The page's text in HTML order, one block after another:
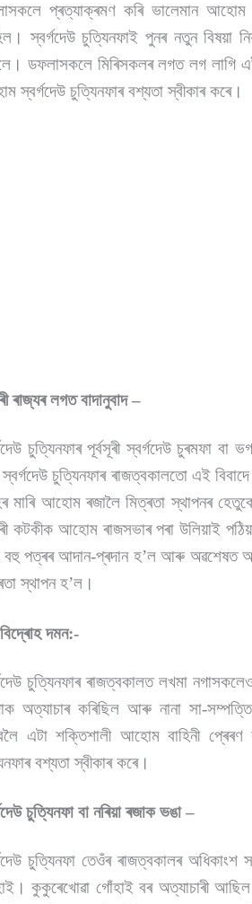
প্ৰত্যাক্ৰমণ কৰি ভালেমান
স্বৰ্গদেউ চুত্যিনফাই পুনৰ নতুন বিষয়া
ডফলাসকলে মিৰিসকলৰ লগত লগ লাগি
স্বৰ্গদেউ চুত্যিনফাৰ বশ্যতা স্বীকাৰ কৰে।
ৰাজ্যৰ লগত বাদানুবাদ –
চুত্যিনফাৰ পূৰ্বসূৰী স্বৰ্গদেউ চুৰমফা
চুত্যিনফাৰ ৰাজত্বকালতো এই বিবাদে
মাৰি আহোম ৰজালৈ মিত্ৰতা স্থাপনৰ
কটকীক আহোম ৰাজসভাৰ পৰা উলিয়াই
বহু পত্ৰৰ আদান-প্ৰদান হ’ল আৰু অৱশেষত
স্থাপন হ’ল।
দমন:-
চুত্যিনফাৰ ৰাজত্বকালত লখমা
অত্যাচাৰ কৰিছিল আৰু নানা সা-
এটা শক্তিশালী আহোম বাহিনী
বশ্যতা স্বীকাৰ কৰে।
চুত্যিনফা বা নৰিয়া ৰজাক ভঙা –
চুত্যিনফা তেওঁৰ ৰাজত্বকালৰ
কুকুৰেখোৱা গোঁহাই বৰ অত্যাচাৰী